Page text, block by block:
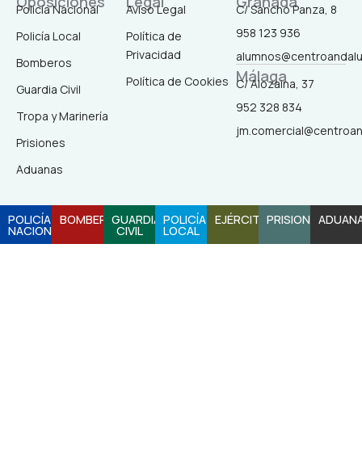
c
e
b
o
o
k
-
s
a
g
a
m
k
t
o u
Policía Nacional
Policía Local
Bomberos
Guardia Civil
Tropa y Marinería
Prisiones
Aduanas
Aviso Legal
Política de
Privacidad
Política de Cookies
C/ Sancho Panza, 8
958 123 936
Málaga
C/ Alozaina, 37
952 328 834
POLICÍA
NACIONAL
BOMBEROSGUARDIA
CIVIL
POLICÍA
LOCAL
EJÉRCITOPRISIONES